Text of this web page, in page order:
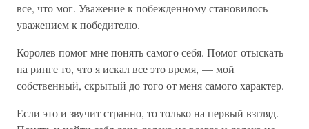
все, что мог. Уважение к побежденному становилось
уважением к победителю.
Королев помог мне понять самого себя. Помог отыскать
на ринге то, что я искал все это время, — мой
собственный, скрытый до того от меня самого характер.
Если это и звучит странно, то только на первый взгляд.